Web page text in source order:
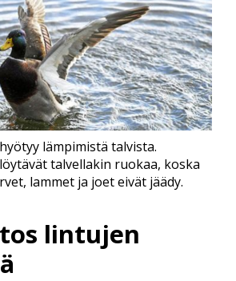
lintujen
lämpimistä talvista.
talvellakin ruokaa, koska
lammet ja joet eivät jäädy.